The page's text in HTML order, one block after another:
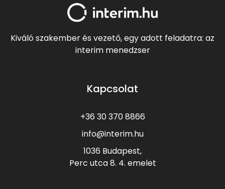
Kiváló szakember és vezető, egy adott feladatra: az
interim menedzser
Kapcsolat
+36 30 370 8866
info@interim.hu
1036 Budapest,
Perc utca 8. 4. emelet